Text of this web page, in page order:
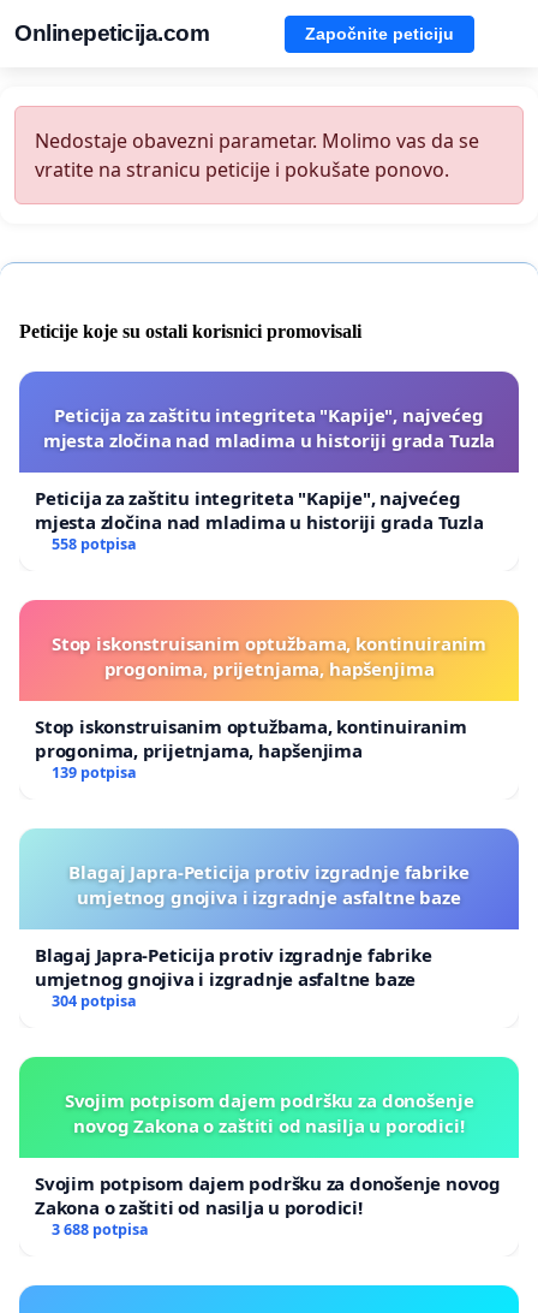
Onlinepeticija.com Započnite peticiju
Nedostaje obavezni parametar. Molimo vas da se
vratite na stranicu peticije i pokušate ponovo.
Peticije koje su ostali korisnici promovisali
Peticija za zaštitu integriteta "Kapije", najvećeg
mjesta zločina nad mladima u historiji grada Tuzla
Peticija za zaštitu integriteta "Kapije", najvećeg
mjesta zločina nad mladima u historiji grada Tuzla
558 potpisa
Stop iskonstruisanim optužbama, kontinuiranim
progonima, prijetnjama, hapšenjima
Stop iskonstruisanim optužbama, kontinuiranim
progonima, prijetnjama, hapšenjima
139 potpisa
Blagaj Japra-Peticija protiv izgradnje fabrike
umjetnog gnojiva i izgradnje asfaltne baze
Blagaj Japra-Peticija protiv izgradnje fabrike
umjetnog gnojiva i izgradnje asfaltne baze
304 potpisa
Svojim potpisom dajem podršku za donošenje
novog Zakona o zaštiti od nasilja u porodici!
Svojim potpisom dajem podršku za donošenje novog
Zakona o zaštiti od nasilja u porodici!
3 688 potpisa